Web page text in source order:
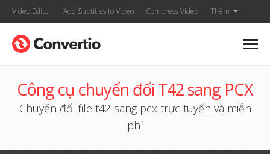
Video Editor Add Subtitles to Video Compress Video Thêm
Công cụ chuyển đổi T42 sang PCX
Chuyển đổi file t42 sang pcx trực tuyến và miễn
phí